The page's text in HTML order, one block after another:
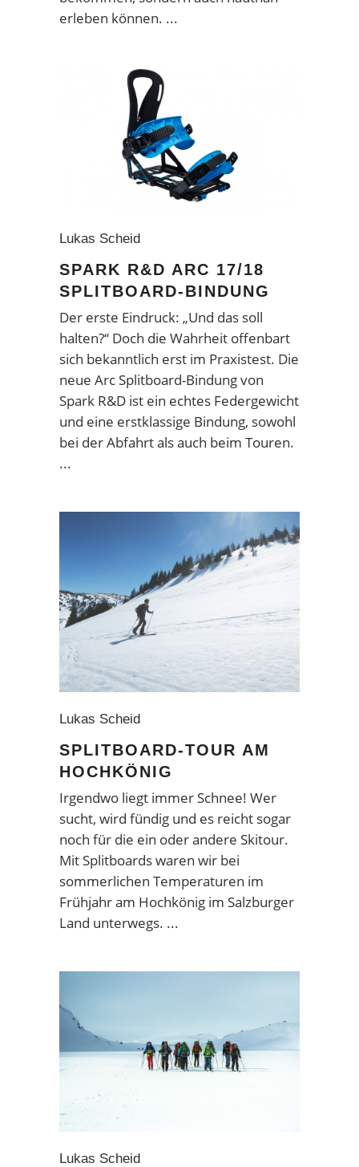
erleben können.
Lukas Scheid
SPARK R&D ARC 17/18
SPLITBOARD-BINDUNG
Der erste Eindruck: „Und das soll
halten?“ Doch die Wahrheit offenbart
sich bekanntlich erst im Praxistest. Die
neue Arc Splitboard-Bindung von
Spark R&D ist ein echtes Federgewicht
und eine erstklassige Bindung, sowohl
bei der Abfahrt als auch beim Touren.
Lukas Scheid
SPLITBOARD-TOUR AM
HOCHKÖNIG
Irgendwo liegt immer Schnee! Wer
sucht, wird fündig und es reicht sogar
noch für die ein oder andere Skitour.
Mit Splitboards waren wir bei
sommerlichen Temperaturen im
Frühjahr am Hochkönig im Salzburger
Land unterwegs.
Lukas Scheid